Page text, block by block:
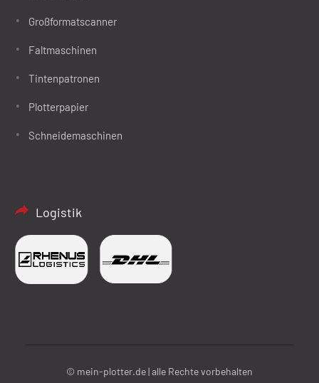
Großformatscanner
Faltmaschinen
Tintenpatronen
Plotterpapier
Schneidemaschinen
Logistik
© mein-plotter.de | alle Rechte vorbehalten